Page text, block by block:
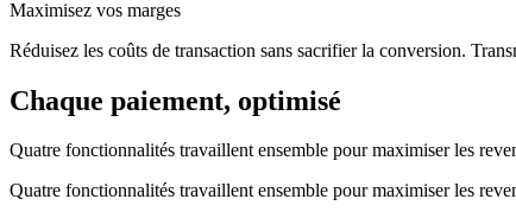
Maximisez vos marges
Réduisez les coûts de transaction sans sacrifier la conversion.
Chaque paiement, optimisé
Quatre fonctionnalités travaillent ensemble pour maximiser les
Quatre fonctionnalités travaillent ensemble pour maximiser les